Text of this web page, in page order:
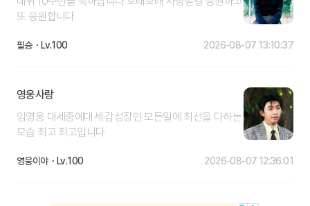
또 응원합니다
필승 100 2026-08-07 13:10:37
영웅사랑
임영웅 대세중에대세 감성장인 모든일에 최선을 다하는
모습 최고 최고입니다
영웅이야 100 2026-08-07 12:36:01